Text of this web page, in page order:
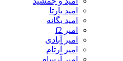
امید یارتا
امید یگانه
امیر f2
امیر آبادی
امیر آرتام
امیر آرسام